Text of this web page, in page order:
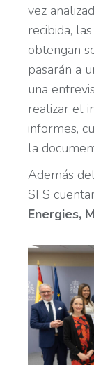
vez
recibida,
obtengan
pasarán a
una
realizar el
informes,
la
Además
SFS
Energies,